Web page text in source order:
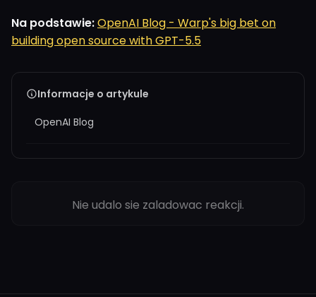
Na podstawie:OpenAI Blog - Warp's big bet on
building open source with GPT-5.5
Informacje o artykule
OpenAI Blog
Nie udalo sie zaladowac reakcji.